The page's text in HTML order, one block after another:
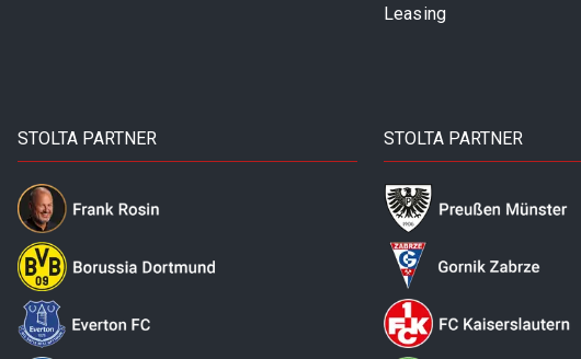
Leasing
STOLTA PARTNER STOLTA PARTNER